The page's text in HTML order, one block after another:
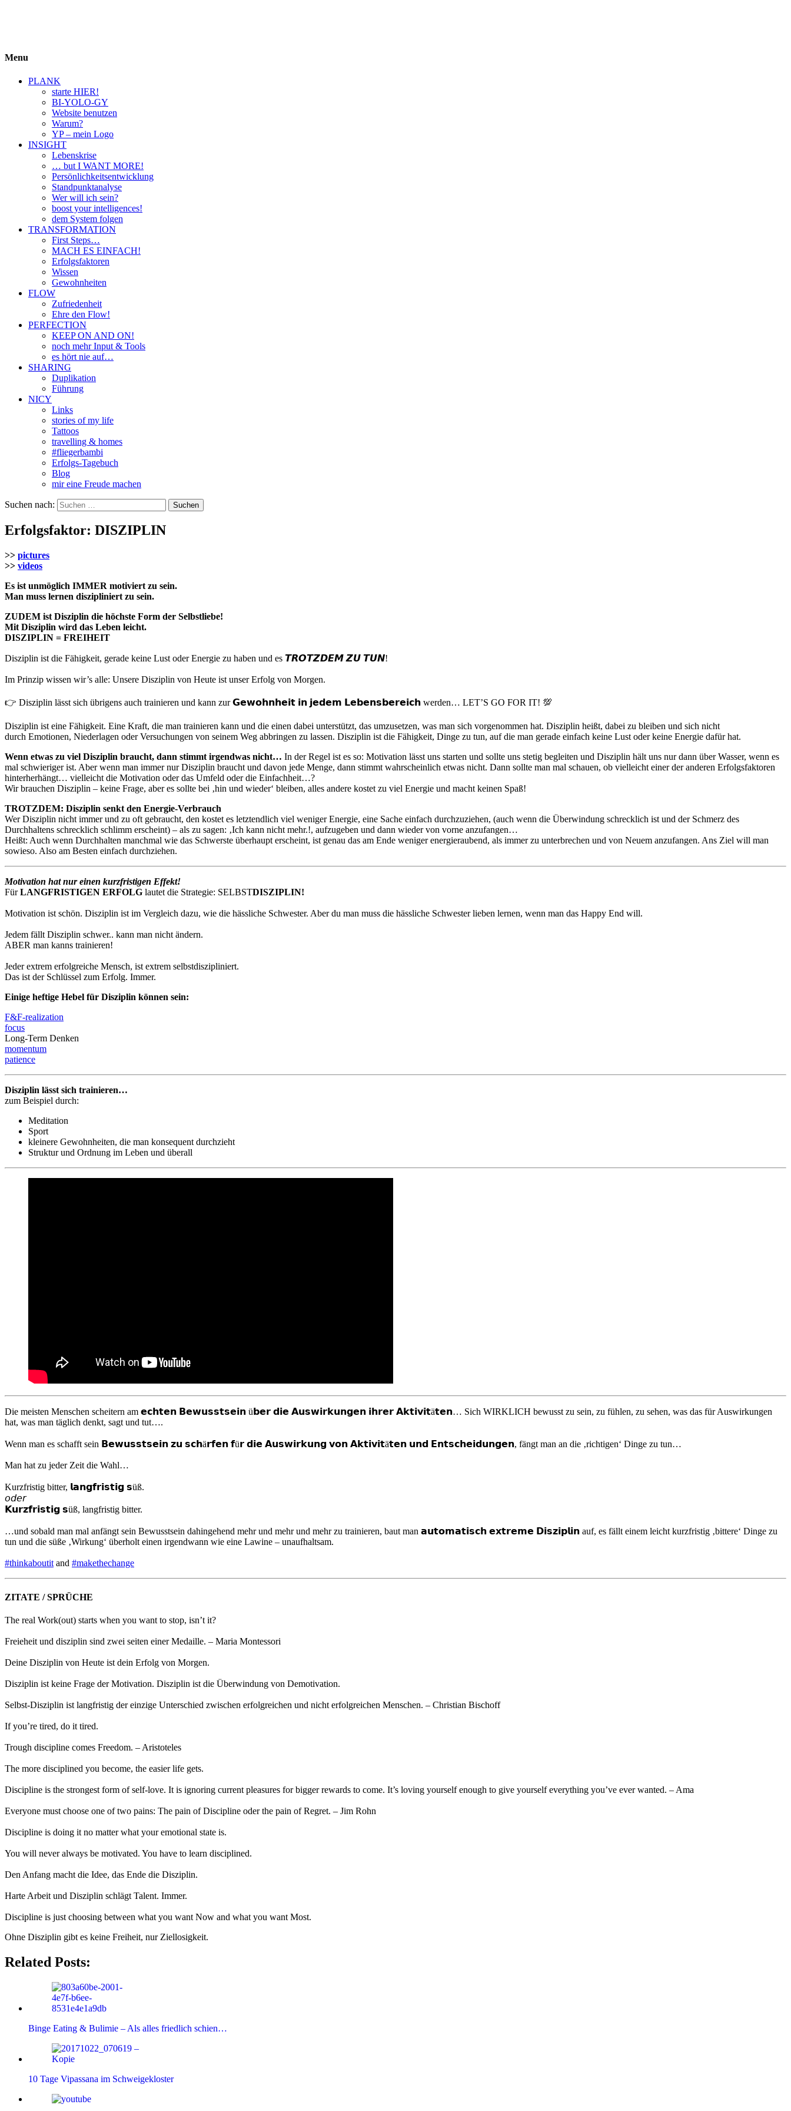
Menu
PLANK
starte HIER!
BI-YOLO-GY
Website benutzen
Warum?
YP – mein Logo
INSIGHT
Lebenskrise
… but I WANT MORE!
Persönlichkeitsentwicklung
Standpunktanalyse
Wer will ich sein?
boost your intelligences!
dem System folgen
TRANSFORMATION
First Steps…
MACH ES EINFACH!
Erfolgsfaktoren
Wissen
Gewohnheiten
FLOW
Zufriedenheit
Ehre den Flow!
PERFECTION
KEEP ON AND ON!
noch mehr Input & Tools
es hört nie auf…
SHARING
Duplikation
Führung
NICY
Links
stories of my life
Tattoos
travelling & homes
#fliegerbambi
Erfolgs-Tagebuch
Blog
mir eine Freude machen
Suchen nach:
Erfolgsfaktor: DISZIPLIN
>> pictures
>> videos
Es ist unmöglich IMMER motiviert zu sein.
Man muss lernen diszipliniert zu sein.
ZUDEM ist Disziplin die höchste Form der Selbstliebe!
Mit Disziplin wird das Leben leicht.
DISZIPLIN = FREIHEIT
Disziplin ist die Fähigkeit, gerade keine Lust oder Energie zu haben und es 𝙏𝙍𝙊𝙏𝙕𝘿𝙀𝙈 𝙕𝙐 𝙏𝙐𝙉!
Im Prinzip wissen wir’s alle: Unsere Disziplin von Heute ist unser Erfolg von Morgen.
👉 Disziplin lässt sich übrigens auch trainieren und kann zur 𝗚𝗲𝘄𝗼𝗵𝗻𝗵𝗲𝗶𝘁 𝗶𝗻 𝗷𝗲𝗱𝗲𝗺 𝗟𝗲𝗯𝗲𝗻𝘀𝗯𝗲𝗿𝗲𝗶𝗰𝗵 werden… LET’S GO FOR IT! 💯
Disziplin ist eine Fähigkeit. Eine Kraft, die man trainieren kann und die einen dabei unterstützt, das umzusetzen, was man sich vorgenommen hat. Disziplin heißt, dabei zu bleiben und sich nicht
durch Emotionen, Niederlagen oder Versuchungen von seinem Weg abbringen zu lassen. Disziplin ist die Fähigkeit, Dinge zu tun, auf die man gerade einfach keine Lust oder keine Energie dafür hat.
Wenn etwas zu viel Disziplin braucht, dann stimmt irgendwas nicht… In der Regel ist es so: Motivation lässt uns starten und sollte uns stetig begleiten und Disziplin hält uns nur dann über Wasser, wenn es
mal schwieriger ist. Aber wenn man immer nur Disziplin braucht und davon jede Menge, dann stimmt wahrscheinlich etwas nicht. Dann sollte man mal schauen, ob vielleicht einer der anderen Erfolgsfaktoren
hinterherhängt… vielleicht die Motivation oder das Umfeld oder die Einfachheit…?
Wir brauchen Disziplin – keine Frage, aber es sollte bei ‚hin und wieder‘ bleiben, alles andere kostet zu viel Energie und macht keinen Spaß!
TROTZDEM: Disziplin senkt den Energie-Verbrauch
Wer Disziplin nicht immer und zu oft gebraucht, den kostet es letztendlich viel weniger Energie, eine Sache einfach durchzuziehen, (auch wenn die Überwindung schrecklich ist und der Schmerz des
Durchhaltens schrecklich schlimm erscheint) – als zu sagen: ‚Ich kann nicht mehr.!, aufzugeben und dann wieder von vorne anzufangen…
Heißt: Auch wenn Durchhalten manchmal wie das Schwerste überhaupt erscheint, ist genau das am Ende weniger energieraubend, als immer zu unterbrechen und von Neuem anzufangen. Ans Ziel will man
sowieso. Also am Besten einfach durchziehen.
Motivation hat nur einen kurzfristigen Effekt!
FürLANGFRISTIGEN ERFOLG lautet die Strategie: SELBSTDISZIPLIN!
Motivation ist schön. Disziplin ist im Vergleich dazu, wie die hässliche Schwester. Aber du man muss die hässliche Schwester lieben lernen, wenn man das Happy End will.
Jedem fällt Disziplin schwer.. kann man nicht ändern.
ABER man kanns trainieren!
Jeder extrem erfolgreiche Mensch, ist extrem selbstdiszipliniert.
Das ist der Schlüssel zum Erfolg. Immer.
Einige heftige Hebel für Disziplin können sein:
F&F-realization
focus
Long-Term Denken
momentum
patience
Disziplin lässt sich trainieren…
zum Beispiel durch:
Meditation
Sport
kleinere Gewohnheiten, die man konsequent durchzieht
Struktur und Ordnung im Leben und überall
Die meisten Menschen scheitern am 𝗲𝗰𝗵𝘁𝗲𝗻 𝗕𝗲𝘄𝘂𝘀𝘀𝘁𝘀𝗲𝗶𝗻 ü𝗯𝗲𝗿 𝗱𝗶𝗲 𝗔𝘂𝘀𝘄𝗶𝗿𝗸𝘂𝗻𝗴𝗲𝗻 𝗶𝗵𝗿𝗲𝗿 𝗔𝗸𝘁𝗶𝘃𝗶𝘁ä𝘁𝗲𝗻… Sich WIRKLICH bewusst zu sein, zu fühlen, zu sehen, was das für Auswirkungen
hat, was man täglich denkt, sagt und tut…. ⁠
Wenn man es schafft sein 𝗕𝗲𝘄𝘂𝘀𝘀𝘁𝘀𝗲𝗶𝗻 𝘇𝘂 𝘀𝗰𝗵ä𝗿𝗳𝗲𝗻 𝗳ü𝗿 𝗱𝗶𝗲 𝗔𝘂𝘀𝘄𝗶𝗿𝗸𝘂𝗻𝗴 𝘃𝗼𝗻 𝗔𝗸𝘁𝗶𝘃𝗶𝘁ä𝘁𝗲𝗻 𝘂𝗻𝗱 𝗘𝗻𝘁𝘀𝗰𝗵𝗲𝗶𝗱𝘂𝗻𝗴𝗲𝗻, fängt man an die ‚richtigen‘ Dinge zu tun…⁠
Man hat zu jeder Zeit die Wahl…⁠
Kurzfristig bitter, 𝗹𝗮𝗻𝗴𝗳𝗿𝗶𝘀𝘁𝗶𝗴 𝘀üß.⁠
𝘰𝘥𝘦𝘳⁠
𝗞𝘂𝗿𝘇𝗳𝗿𝗶𝘀𝘁𝗶𝗴 𝘀üß, langfristig bitter. ⁠
…und sobald man mal anfängt sein Bewusstsein dahingehend mehr und mehr und mehr zu trainieren, baut man 𝗮𝘂𝘁𝗼𝗺𝗮𝘁𝗶𝘀𝗰𝗵 𝗲𝘅𝘁𝗿𝗲𝗺𝗲 𝗗𝗶𝘀𝘇𝗶𝗽𝗹𝗶𝗻 auf, es fällt einem leicht kurzfristig ‚bittere‘ Dinge zu
tun und die süße ‚Wirkung‘ überholt einen irgendwann wie eine Lawine – unaufhaltsam.⁠
#thinkaboutit and #makethechange
ZITATE / SPRÜCHE
The real Work(out) starts when you want to stop, isn’t it?
Freieheit und disziplin sind zwei seiten einer Medaille. – Maria Montessori
Deine Disziplin von Heute ist dein Erfolg von Morgen.
Disziplin ist keine Frage der Motivation. Disziplin ist die Überwindung von Demotivation.
Selbst-Disziplin ist langfristig der einzige Unterschied zwischen erfolgreichen und nicht erfolgreichen Menschen. – Christian Bischoff
If you’re tired, do it tired.
Trough discipline comes Freedom. – Aristoteles
The more disciplined you become, the easier life gets.
Discipline is the strongest form of self-love. It is ignoring current pleasures for bigger rewards to come. It’s loving yourself enough to give yourself everything you’ve ever wanted. – Ama
Everyone must choose one of two pains: The pain of Discipline oder the pain of Regret. – Jim Rohn
Discipline is doing it no matter what your emotional state is.
You will never always be motivated. You have to learn disciplined.
Den Anfang macht die Idee, das Ende die Disziplin.
Harte Arbeit und Disziplin schlägt Talent. Immer.
Discipline is just choosing between what you want Now and what you want Most.
Ohne Disziplin gibt es keine Freiheit, nur Ziellosigkeit.
Related Posts:
Binge Eating & Bulimie – Als alles friedlich schien…
10 Tage Vipassana im Schweigekloster